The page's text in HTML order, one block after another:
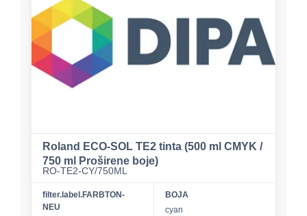
Roland ECO-SOL TE2 tinta (500 ml CMYK /
750 ml Proširene boje)
RO-TE2-CY/750ML
filter.label.FARBTON-
NEU
BOJA
cyan